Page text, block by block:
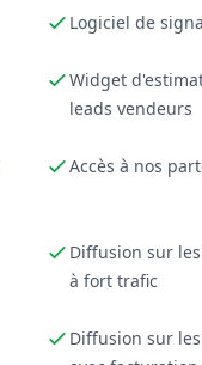
Logiciel de
Widget
leads vendeurs
Accès à nos
Diffusion sur
à fort trafic
Diffusion sur